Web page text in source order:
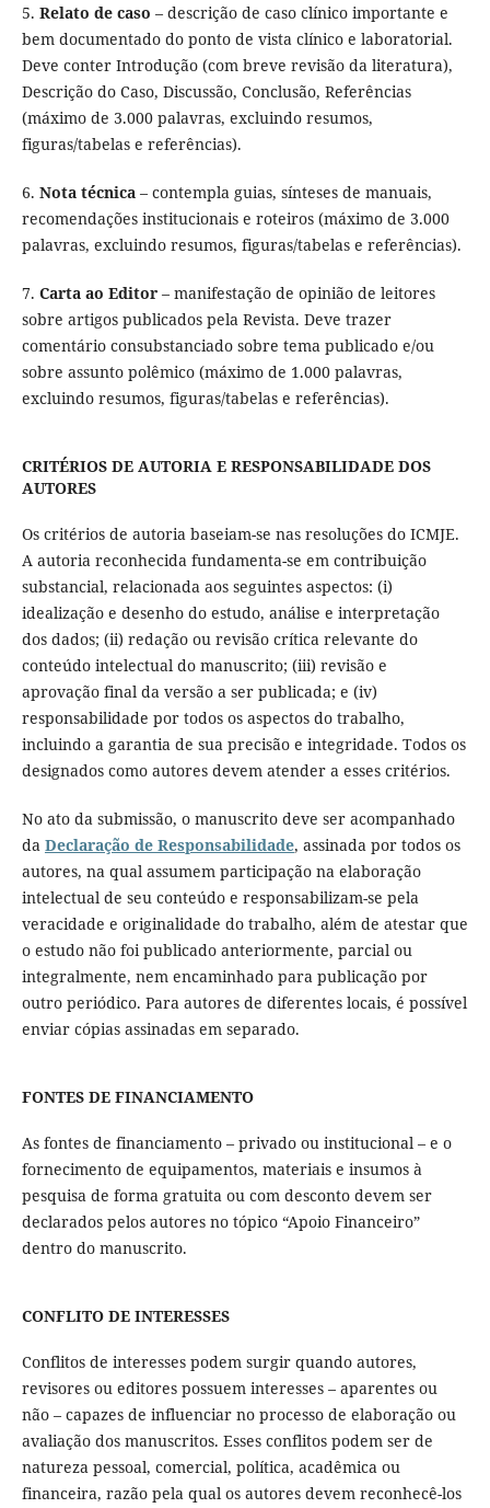
5. Relato de caso – descrição de caso clínico importante e
bem documentado do ponto de vista clínico e laboratorial.
Deve conter Introdução (com breve revisão da literatura),
Descrição do Caso, Discussão, Conclusão, Referências
(máximo de 3.000 palavras, excluindo resumos,
figuras/tabelas e referências).
6. Nota técnica– contempla guias, sínteses de manuais,
recomendações institucionais e roteiros (máximo de 3.000
palavras, excluindo resumos, figuras/tabelas e referências).
7. Carta ao Editor– manifestação de opinião de leitores
sobre artigos publicados pela Revista. Deve trazer
comentário consubstanciado sobre tema publicado e/ou
sobre assunto polêmico (máximo de 1.000 palavras,
excluindo resumos, figuras/tabelas e referências).
CRITÉRIOS DE AUTORIA E RESPONSABILIDADE DOS
AUTORES
Os critérios de autoria baseiam-se nas resoluções do ICMJE.
A autoria reconhecida fundamenta-se em contribuição
substancial, relacionada aos seguintes aspectos: (i)
idealização e desenho do estudo, análise e interpretação
dos dados; (ii) redação ou revisão crítica relevante do
conteúdo intelectual do manuscrito; (iii) revisão e
aprovação final da versão a ser publicada; e (iv)
responsabilidade por todos os aspectos do trabalho,
incluindo a garantia de sua precisão e integridade. Todos os
designados como autores devem atender a esses critérios.
No ato da submissão, o manuscrito deve ser acompanhado
da Declaração de Responsabilidade, assinada por todos os
autores, na qual assumem participação na elaboração
intelectual de seu conteúdo e responsabilizam-se pela
veracidade e originalidade do trabalho, além de atestar que
o estudo não foi publicado anteriormente, parcial ou
integralmente, nem encaminhado para publicação por
outro periódico. Para autores de diferentes locais, é possível
enviar cópias assinadas em separado.
FONTES DE FINANCIAMENTO
As fontes de financiamento – privado ou institucional – e o
fornecimento de equipamentos, materiais e insumos à
pesquisa de forma gratuita ou com desconto devem ser
declarados pelos autores no tópico “Apoio Financeiro”
dentro do manuscrito.
CONFLITO DE INTERESSES
Conflitos de interesses podem surgir quando autores,
revisores ou editores possuem interesses – aparentes ou
não – capazes de influenciar no processo de elaboração ou
avaliação dos manuscritos. Esses conflitos podem ser de
natureza pessoal, comercial, política, acadêmica ou
financeira, razão pela qual os autores devem reconhecê-los